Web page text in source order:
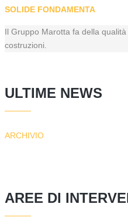
SOLIDE FONDAMENTA
Il Gruppo Marotta fa della
costruzioni.
ULTIME NEWS
ARCHIVIO
AREE DI